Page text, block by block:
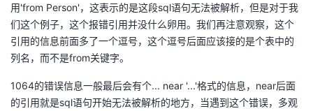
我
的
博
我
的
我
用'from Person'，这表示的是这段sql语句无法被解析，但是对于我
们这个例子，这个报错引用并没什么卵用。我们再注意观察，这个
引用的信息前面多了一个逗号，这个逗号后面应该接的是个表中的
列名，而不是from关键字。
1064的错误信息一般最后会有个... near '...'格式的信息，near后面
的引用就是sql语句开始无法被解析的地方，当遇到这个错误，多观